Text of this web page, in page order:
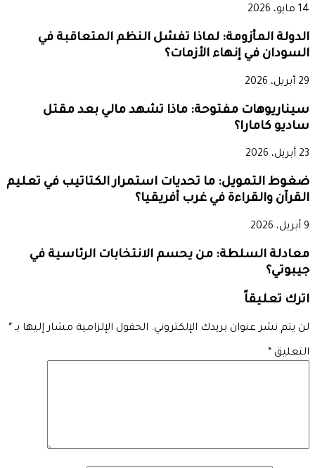
14 مايو، 2026
الدولة المأزومة: لماذا تفشل النظم المتعاقبة في
السودان في إنهاء الأزمات؟
29 أبريل، 2026
سيناريوهات مفتوحة: ماذا تشهد مالي بعد مقتل
ساديو كامارا؟
23 أبريل، 2026
ضغوط التمويل: ما تحديات استمرار الكتاتيب في تعليم
القرآن والقراءة في غرب أفريقيا؟
9 أبريل، 2026
معادلة السلطة: من يحسم الانتخابات الرئاسية في
جيبوتي؟
اترك تعليقاً
لن يتم نشر عنوان بريدك الإلكتروني. الحقول الإلزامية مشار إليها بـ *
التعليق *